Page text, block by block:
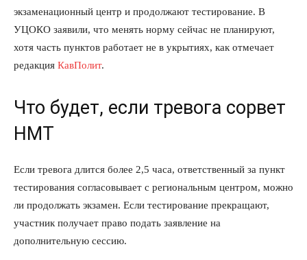
экзаменационный центр и продолжают тестирование. В
УЦОКО заявили, что менять норму сейчас не планируют,
хотя часть пунктов работает не в укрытиях, как отмечает
редакция КавПолит.
Что будет, если тревога сорвет
НМТ
Если тревога длится более 2,5 часа, ответственный за пункт
тестирования согласовывает с региональным центром, можно
ли продолжать экзамен. Если тестирование прекращают,
участник получает право подать заявление на
дополнительную сессию.